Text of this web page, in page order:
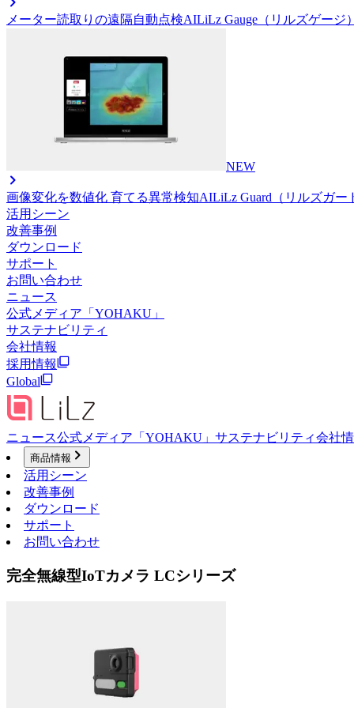
メーター読取りの遠隔自動点検AILiLz Gauge（リルズゲージ）
NEW
画像変化を数値化 育てる異常検知AILiLz Guard（リルズガー
活用シーン
改善事例
ダウンロード
サポート
お問い合わせ
ニュース
公式メディア「YOHAKU」
サステナビリティ
会社情報
採用情報
Global
ニュース公式メディア「YOHAKU」 サステナビリティ会社
商品情報
活用シーン
改善事例
ダウンロード
サポート
お問い合わせ
完全無線型IoTカメラ LCシリーズ